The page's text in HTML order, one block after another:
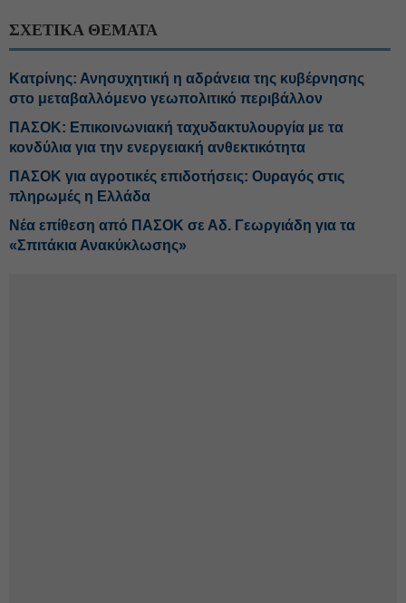
ΣΧΕΤΙΚΑ ΘΕΜΑΤΑ
Κατρίνης: Ανησυχητική η αδράνεια της κυβέρνησης
στο μεταβαλλόμενο γεωπολιτικό περιβάλλον
ΠΑΣΟΚ: Επικοινωνιακή ταχυδακτυλουργία με τα
κονδύλια για την ενεργειακή ανθεκτικότητα
ΠΑΣΟΚ για αγροτικές επιδοτήσεις: Ουραγός στις
πληρωμές η Ελλάδα
Νέα επίθεση από ΠΑΣΟΚ σε Αδ. Γεωργιάδη για τα
«Σπιτάκια Ανακύκλωσης»